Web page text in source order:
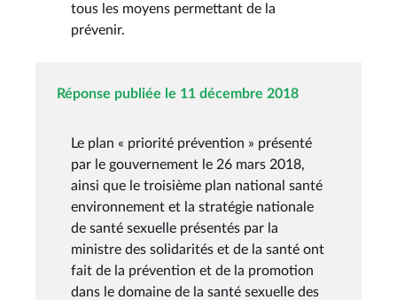
tous les moyens permettant de la
prévenir.
Réponse publiée le 11 décembre 2018
Le plan « priorité prévention » présenté
par le gouvernement le 26 mars 2018,
ainsi que le troisième plan national santé
environnement et la stratégie nationale
de santé sexuelle présentés par la
ministre des solidarités et de la santé ont
fait de la prévention et de la promotion
dans le domaine de la santé sexuelle des